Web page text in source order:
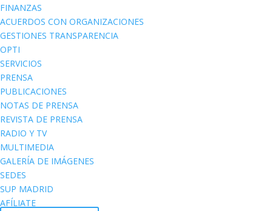
FINANZAS
ACUERDOS CON ORGANIZACIONES
GESTIONES TRANSPARENCIA
OPTI
SERVICIOS
PRENSA
PUBLICACIONES
NOTAS DE PRENSA
REVISTA DE PRENSA
RADIO Y TV
MULTIMEDIA
GALERÍA DE IMÁGENES
SEDES
SUP MADRID
AFÍLIATE